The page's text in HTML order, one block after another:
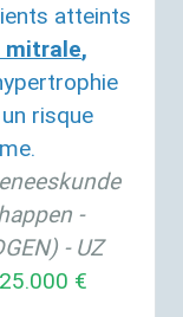
atteints
mitrale,
risque
-
) - UZ
€